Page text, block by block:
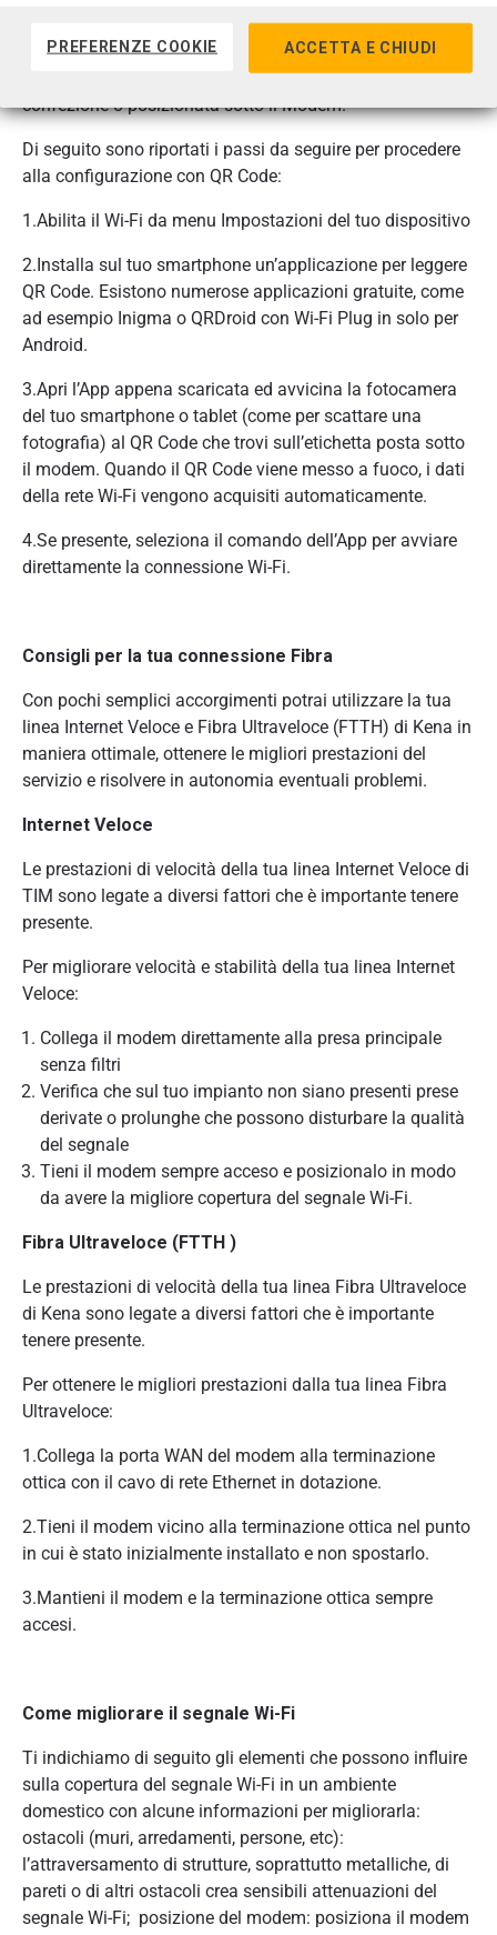
Il QR Code è simile ad un codice a barre e può essere letto
con la fotocamera del tuo dispositivo. Il QR Code della tua
rete Wi-Fi è riportato nell’etichetta disponibile nella
confezione o posizionata sotto il Modem.
Di seguito sono riportati i passi da seguire per procedere
alla configurazione con QR Code:
1.Abilita il Wi-Fi da menu Impostazioni del tuo dispositivo
2.Installa sul tuo smartphone un’applicazione per leggere
QR Code. Esistono numerose applicazioni gratuite, come
ad esempio Inigma o QRDroid con Wi-Fi Plug in solo per
Android.
3.Apri l’App appena scaricata ed avvicina la fotocamera
del tuo smartphone o tablet (come per scattare una
fotografia) al QR Code che trovi sull’etichetta posta sotto
il modem. Quando il QR Code viene messo a fuoco, i dati
della rete Wi-Fi vengono acquisiti automaticamente.
4.Se presente, seleziona il comando dell’App per avviare
direttamente la connessione Wi-Fi.
Consigli per la tua connessione Fibra
Con pochi semplici accorgimenti potrai utilizzare la tua
linea Internet Veloce e Fibra Ultraveloce (FTTH) di Kena in
maniera ottimale, ottenere le migliori prestazioni del
servizio e risolvere in autonomia eventuali problemi.
Internet Veloce
Le prestazioni di velocità della tua linea Internet Veloce di
TIM sono legate a diversi fattori che è importante tenere
presente.
Per migliorare velocità e stabilità della tua linea Internet
Veloce:
Collega il modem direttamente alla presa principale
senza filtri
Verifica che sul tuo impianto non siano presenti prese
derivate o prolunghe che possono disturbare la qualità
del segnale
Tieni il modem sempre acceso e posizionalo in modo
da avere la migliore copertura del segnale Wi-Fi.
Fibra Ultraveloce (FTTH )
Le prestazioni di velocità della tua linea Fibra Ultraveloce
di Kena sono legate a diversi fattori che è importante
tenere presente.
Per ottenere le migliori prestazioni dalla tua linea Fibra
Ultraveloce:
1.Collega la porta WAN del modem alla terminazione
ottica con il cavo di rete Ethernet in dotazione.
2.Tieni il modem vicino alla terminazione ottica nel punto
in cui è stato inizialmente installato e non spostarlo.
3.Mantieni il modem e la terminazione ottica sempre
accesi.
Come migliorare il segnale Wi-Fi
Ti indichiamo di seguito gli elementi che possono influire
sulla copertura del segnale Wi-Fi in un ambiente
domestico con alcune informazioni per migliorarla:
ostacoli (muri, arredamenti, persone, etc):
l’attraversamento di strutture, soprattutto metalliche, di
pareti o di altri ostacoli crea sensibili attenuazioni del
segnale Wi-Fi; posizione del modem: posiziona il modem
PREFERENZE COOKIE ACCETTA E CHIUDI